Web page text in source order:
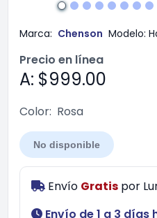
Marca: Chenson Modelo:
Precio en línea
A: $999.00
Color: Rosa
No disponible
Envío Gratis por
Envío de 1 a 3 días